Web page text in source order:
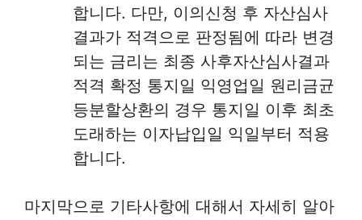
합니다. 다만, 이의신청 후 자산심사
결과가 적격으로 판정됨에 따라 변경
되는 금리는 최종 사후자산심사결과
적격 확정 통지일 익영업일 원리금균
등분할상환의 경우 통지일 이후 최초
도래하는 이자납입일 익일부터 적용
합니다.
마지막으로 기타사항에 대해서 자세히 알아